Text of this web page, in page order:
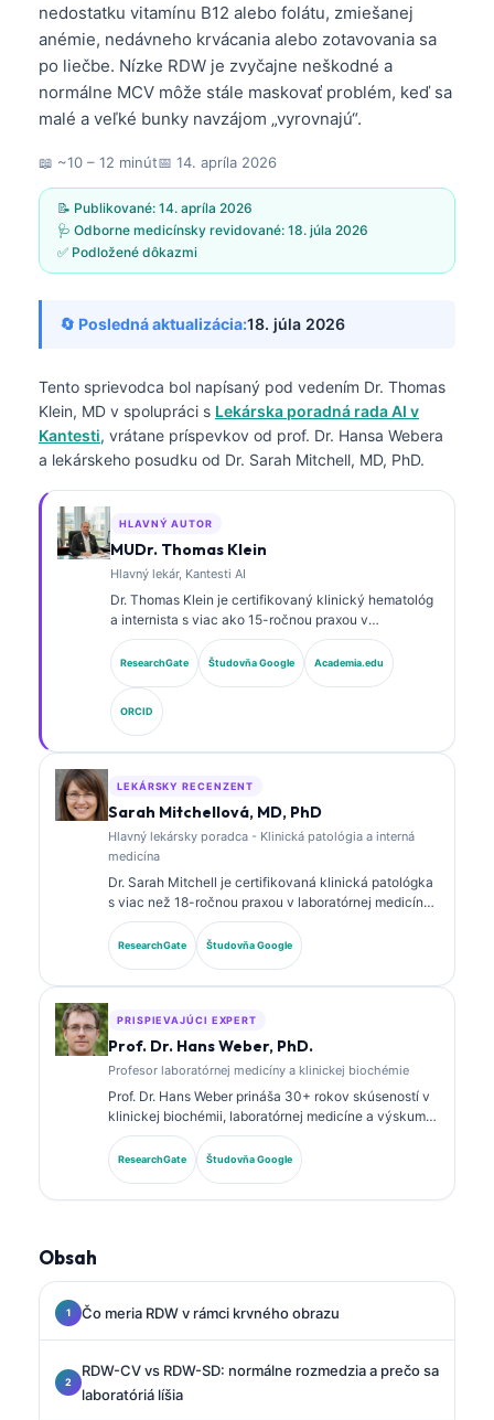
nedostatku vitamínu B12 alebo folátu, zmiešanej
anémie, nedávneho krvácania alebo zotavovania sa
po liečbe. Nízke RDW je zvyčajne neškodné a
normálne MCV môže stále maskovať problém, keď sa
malé a veľké bunky navzájom „vyrovnajú“.
📖 ~10 – 12 minút📅 14. apríla 2026
📝 Publikované: 14. apríla 2026
🩺 Odborne medicínsky revidované: 18. júla 2026
✅ Podložené dôkazmi
🔄 Posledná aktualizácia:18. júla 2026
Tento sprievodca bol napísaný pod vedením Dr. Thomas
Klein, MD v spolupráci s Lekárska poradná rada AI v
Kantesti, vrátane príspevkov od prof. Dr. Hansa Webera
a lekárskeho posudku od Dr. Sarah Mitchell, MD, PhD.
HLAVNÝ AUTOR
MUDr. Thomas Klein
Hlavný lekár, Kantesti AI
Dr. Thomas Klein je certifikovaný klinický hematológ
a internista s viac ako 15-ročnou praxou v
laboratórnej medicíne a analýze klinických údajov s
podporou AI. Ako hlavný lekársky riaditeľ v
spoločnosti Kantesti AI poskytuje klinický dohľad nad
medicínskou presnosťou proprietárnej neurónovej
siete. Dr. Klein publikoval rozsiahle práce o
interpretácii biomarkerov a laboratórnej diagnostike v
oblasti laboratórnej medicíny.
ResearchGate Študovňa Google Academia.edu
ORCID
LEKÁRSKY RECENZENT
Sarah Mitchellová, MD, PhD
Hlavný lekársky poradca - Klinická patológia a interná
medicína
Dr. Sarah Mitchell je certifikovaná klinická patológka
s viac než 18-ročnou praxou v laboratórnej medicíne
a diagnostickej analýze. Má špecializované
certifikácie v klinickej biochémii a rozsiahle
publikovala o paneloch biomarkerov a laboratórnej
ResearchGate Študovňa Google
PRISPIEVAJÚCI EXPERT
Prof. Dr. Hans Weber, PhD.
Profesor laboratórnej medicíny a klinickej biochémie
Prof. Dr. Hans Weber prináša 30+ rokov skúseností v
klinickej biochémii, laboratórnej medicíne a výskume
biomarkerov. Bývalý prezident Nemeckej spoločnosti
pre klinickú biochémiu, špecializuje sa na analýzu
diagnostických panelov, štandardizáciu biomarkerov
ResearchGate Študovňa Google
Obsah
Čo meria RDW v rámci krvného obrazu
RDW-CV vs RDW-SD: normálne rozmedzia a prečo sa
laboratóriá líšia